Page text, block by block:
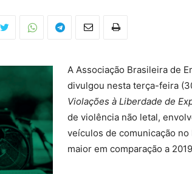
A Associação Brasileira de
divulgou nesta terça-feira
Violações à Liberdade de
de violência não letal,
veículos de comunicação no
maior em comparação a